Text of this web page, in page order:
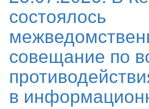
состоялось
совещание по
в